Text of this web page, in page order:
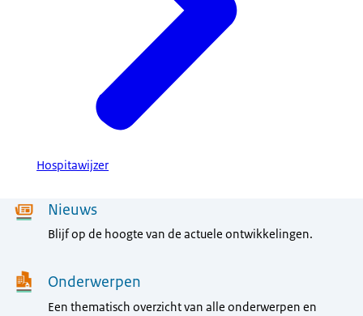
Hospitawijzer
Menu Nieuws
Blijf op de hoogte van de actuele ontwikkelingen.
Onderwerpen
Een thematisch overzicht van alle onderwerpen en